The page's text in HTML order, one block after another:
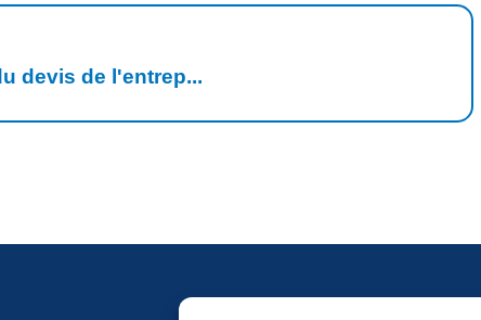
devis de l'entrep...